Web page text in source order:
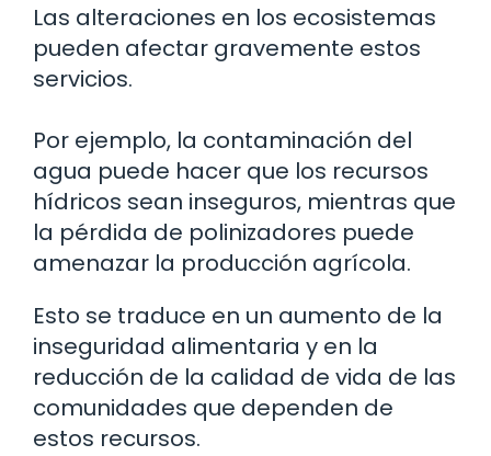
Las alteraciones en los ecosistemas
pueden afectar gravemente estos
servicios.
Por ejemplo, la contaminación del
agua puede hacer que los recursos
hídricos sean inseguros, mientras que
la pérdida de polinizadores puede
amenazar la producción agrícola.
Esto se traduce en un aumento de la
inseguridad alimentaria y en la
reducción de la calidad de vida de las
comunidades que dependen de
estos recursos.